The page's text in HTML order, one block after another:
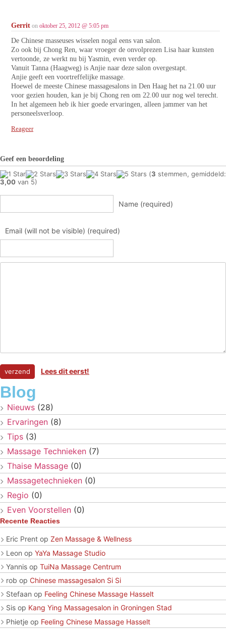
Gerrit on oktober 25, 2012 @ 5:05 pm
De Chinese masseuses wisselen nogal eens van salon.
Zo ook bij Chong Ren, waar vroeger de onvolprezen Lisa haar kunsten
vertoonde, ze werkt nu bij Yasmin, even verder op.
Vanuit Tanna (Haagweg) is Anjie naar deze salon overgestapt.
Anjie geeft een voortreffelijke massage.
Hoewel de meeste Chinese massagesalons in Den Haag het na 21.00 uur
voor gezien houden, kan je bij Chong ren om 22.00 uur nog wel terecht.
In het algemeen heb ik hier goede ervaringen, alleen jammer van het
personeelsverloop.
Reageer
Geef een beoordeling
(3 stemmen, gemiddeld:
3,00 van 5)
Name (required)
Email (will not be visible) (required)
Lees dit eerst!
Blog
Nieuws (28)
Ervaringen (8)
Tips (3)
Massage Technieken (7)
Thaise Massage (0)
Massagetechnieken (0)
Regio (0)
Even Voorstellen (0)
Recente Reacties
Eric Prent op Zen Massage & Wellness
Leon op YaYa Massage Studio
Yannis op TuiNa Massage Centrum
rob op Chinese massagesalon Si Si
Stefaan op Feeling Chinese Massage Hasselt
Sis op Kang Ying Massagesalon in Groningen Stad
Phietje op Feeling Chinese Massage Hasselt